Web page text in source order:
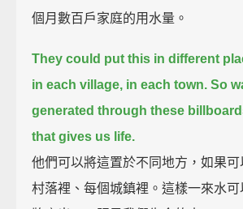
個月數百戶家庭的用水量。
They could put this in different
in each village, in each town. So
generated through these
that gives us life.
他們可以將這置於不同地方，如果可
村落裡、每個城鎮裡。這樣一來水